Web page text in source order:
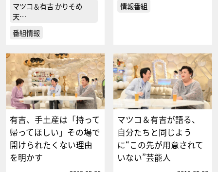
マツコ＆有吉 かりそめ
天…
番組情報
情報番組
有吉、手土産は「持って
帰ってほしい」その場で
開けられたくない理由
を明かす
マツコ＆有吉が語る、
自分たちと同じよう
に“この先が用意されて
いない”芸能人